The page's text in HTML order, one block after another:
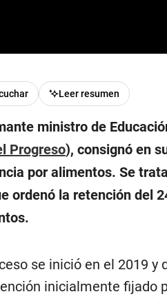
Leer resumen
ministro de
Progreso), consignó en
por alimentos. Se
ordenó la retención del
se inició en el 2019
inicialmente fijado